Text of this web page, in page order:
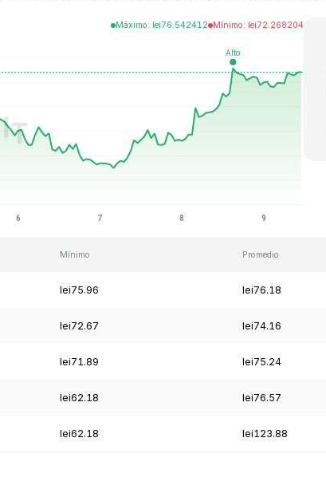
Máximo: lei76.542412 Mínimo: lei72.268204
Mínimo Promedio
lei75.96 lei76.18
lei72.67 lei74.16
lei71.89 lei75.24
lei62.18 lei76.57
lei62.18 lei123.88